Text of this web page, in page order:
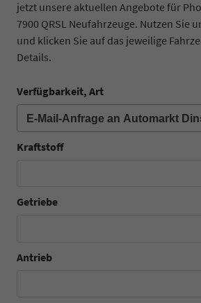
jetzt unsere aktuellen Angebote für
7900 QRSL Neufahrzeuge. Nutzen Sie
und klicken Sie auf das jeweilige
Details.
Verfügbarkeit, Art
Kraftstoff
Getriebe
Antrieb